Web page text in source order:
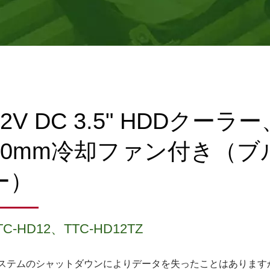
DC 3.5" HDDクーラー
冷却ファン付き（ブ
HD12、TTC-HD12TZ
テムのシャットダウンによりデータを失ったことはあります